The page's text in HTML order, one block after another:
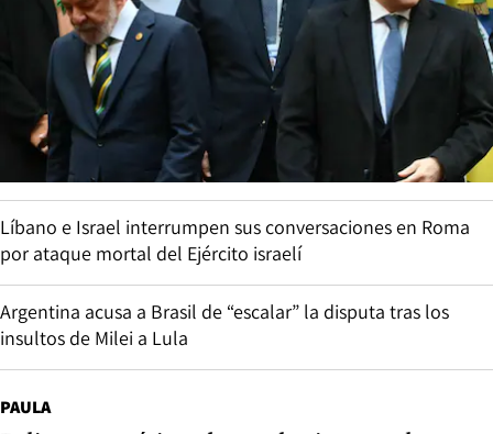
Líbano e Israel interrumpen sus conversaciones en Roma
por ataque mortal del Ejército israelí
Argentina acusa a Brasil de “escalar” la disputa tras los
insultos de Milei a Lula
PAULA